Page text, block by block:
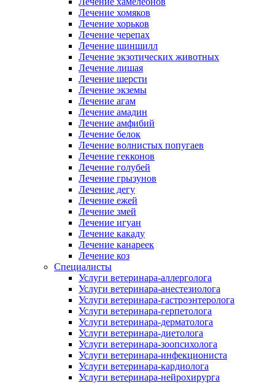
Лечение хомяков
Лечение хорьков
Лечение черепах
Лечение шиншилл
Лечение экзотических животных
Лечение лишая
Лечение шерсти
Лечение экземы
Лечение агам
Лечение амадин
Лечение амфибий
Лечение белок
Лечение волнистых попугаев
Лечение гекконов
Лечение голубей
Лечение грызунов
Лечение дегу
Лечение ежей
Лечение змей
Лечение игуан
Лечение какаду
Лечение канареек
Лечение коз
Специалисты
Услуги ветеринара-аллерголога
Услуги ветеринара-анестезиолога
Услуги ветеринара-гастроэнтеролога
Услуги ветеринара-герпетолога
Услуги ветеринара-дерматолога
Услуги ветеринара-диетолога
Услуги ветеринара-зоопсихолога
Услуги ветеринара-инфекциониста
Услуги ветеринара-кардиолога
Услуги ветеринара-нейрохирурга